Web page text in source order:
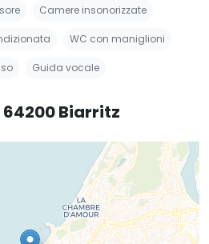
Camere insonorizzate
WC con maniglioni
Guida vocale
64200 Biarritz